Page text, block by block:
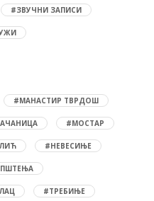
#ЗВУЧНИ ЗАПИСИ
#МАНАСТИР ТВРДОШ
#МОСТАР
#НЕВЕСИЊЕ
#ТРЕБИЊЕ